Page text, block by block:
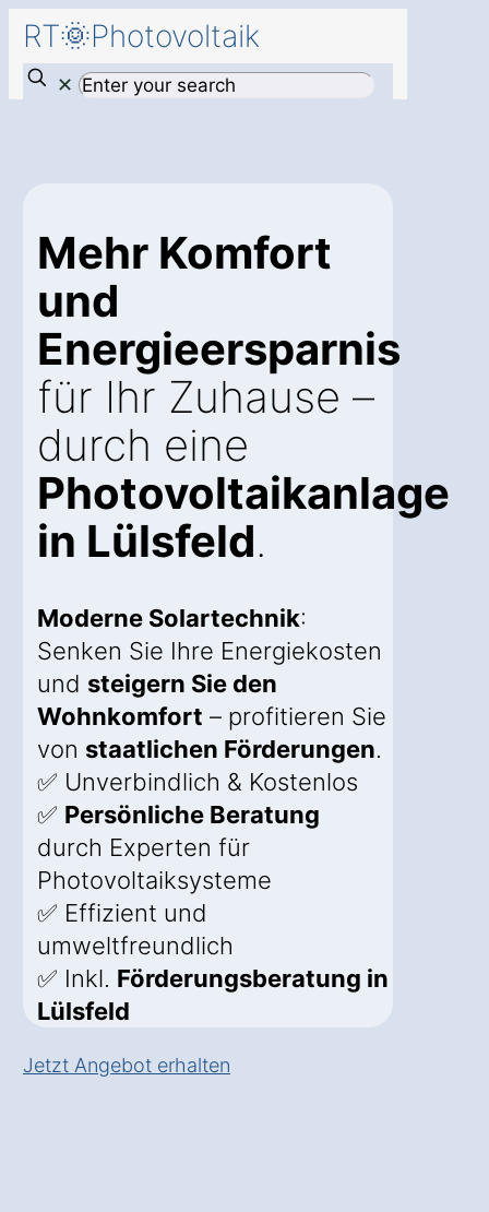
RT🌞Photovoltaik
✕
Mehr Komfort
und
Energieersparnis
für Ihr Zuhause –
durch eine
Photovoltaikanlage
in Lülsfeld.
Moderne Solartechnik:
Senken Sie Ihre Energiekosten
und steigern Sie den
Wohnkomfort – profitieren Sie
von staatlichen Förderungen.
✅ Unverbindlich & Kostenlos
✅ Persönliche Beratung
durch Experten für
Photovoltaiksysteme
✅ Effizient und
umweltfreundlich
✅ Inkl. Förderungsberatung in
Lülsfeld
Jetzt Angebot erhalten